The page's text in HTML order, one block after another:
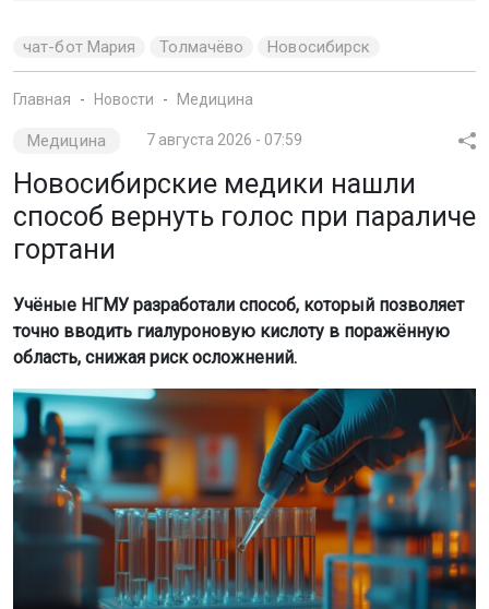
чат-бот Мария Толмачёво Новосибирск
Главная Новости Медицина
Медицина 7 августа 2026 - 07:59
Новосибирские медики нашли
способ вернуть голос при параличе
гортани
Учёные НГМУ разработали способ, который позволяет
точно вводить гиалуроновую кислоту в поражённую
область, снижая риск осложнений.